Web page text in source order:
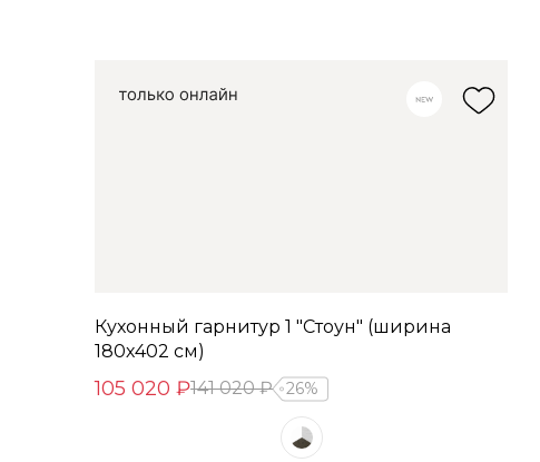
Кухонный гарнитур 1 "Стоун" (ширина
180х402 см)
105 020 ₽141 020 ₽ 26%